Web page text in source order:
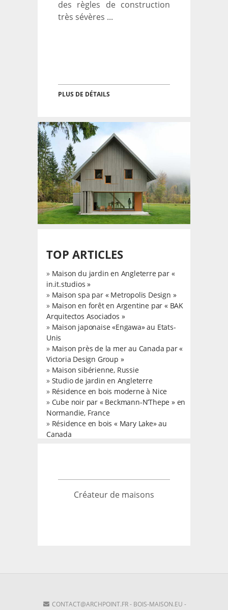
des règles de construction
très sévères ...
PLUS DE DÉTAILS
TOP ARTICLES
» Maison du jardin en Angleterre par «
in.it.studios »
» Maison spa par « Metropolis Design »
» Maison en forêt en Argentine par « BAK
Arquitectos Asociados »
» Maison japonaise «Engawa» au Etats-
Unis
» Maison près de la mer au Canada par «
Victoria Design Group »
» Maison sibérienne, Russie
» Studio de jardin en Angleterre
» Résidence en bois moderne à Nice
» Cube noir par « Beckmann-N’Thepe » en
Normandie, France
» Résidence en bois « Mary Lake» au
Canada
Créateur de maisons
CONTACT@ARCHPOINT.FR- BOIS-MAISON.EU -